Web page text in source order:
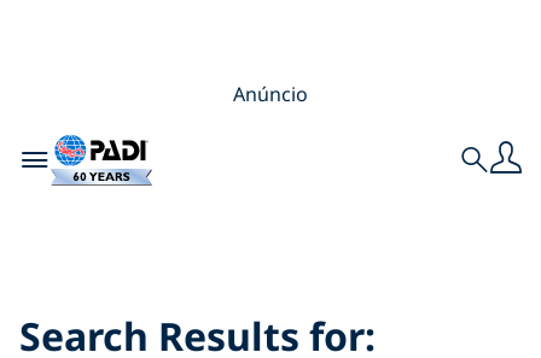
Anúncio
Toggle navigation Search
Search Results for: